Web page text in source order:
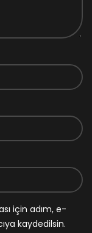
için adım, e-
kaydedilsin.